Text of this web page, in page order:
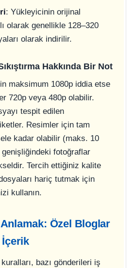
: Yükleyicinin orijinal
olarak genellikle 128–320
olarak indirilir.
Hakkında Bir Not
maksimum 1080p iddia etse
720p veya 480p olabilir.
tespit edilen
Resimler için tam
kadar olabilir (maks. 10
fotoğraflar
Tercih ettiğiniz kalite
hariç tutmak için
kullanın.
Anlamak: Özel Bloglar
İçerik
bazı gönderileri iş